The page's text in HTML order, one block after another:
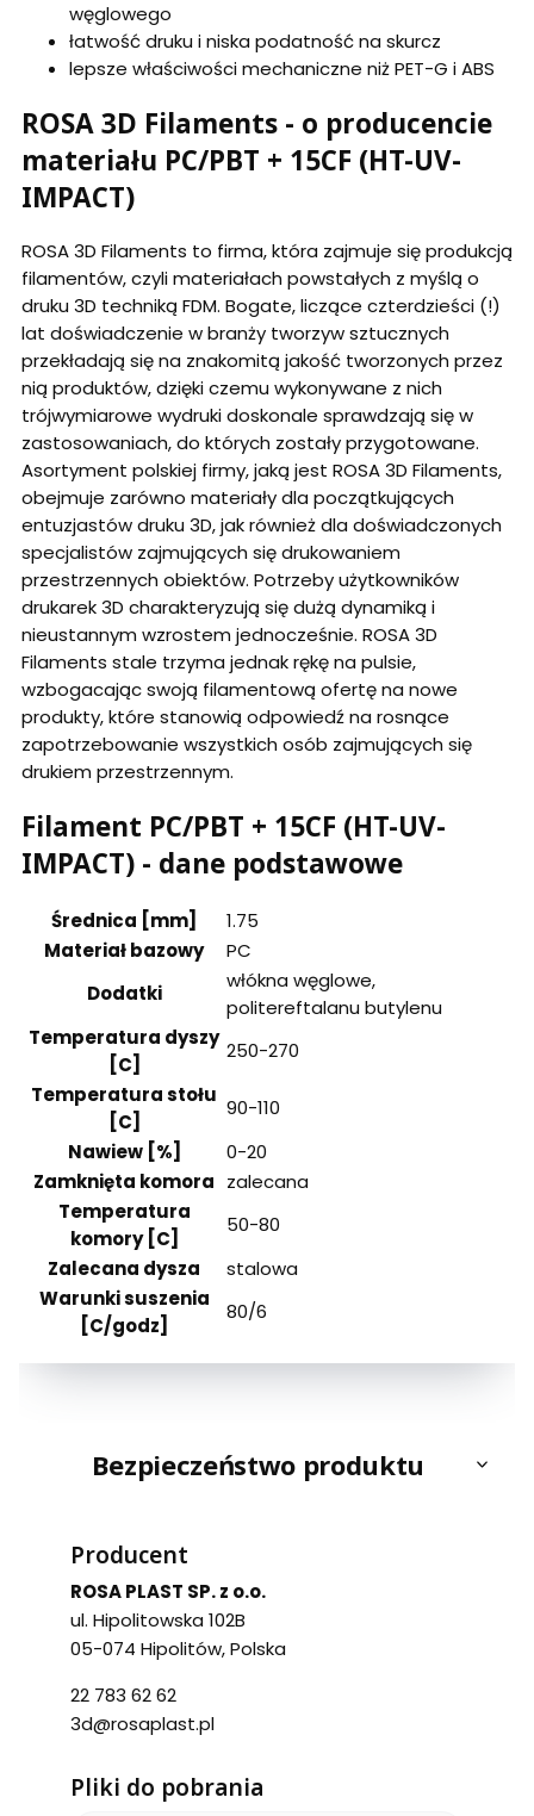
węglowego
łatwość druku i niska podatność na skurcz
lepsze właściwości mechaniczne niż PET-G i ABS
ROSA 3D Filaments - o producencie
materiału PC/PBT + 15CF (HT-UV-
IMPACT)
ROSA 3D Filaments to firma, która zajmuje się produkcją
filamentów, czyli materiałach powstałych z myślą o
druku 3D techniką FDM. Bogate, liczące czterdzieści (!)
lat doświadczenie w branży tworzyw sztucznych
przekładają się na znakomitą jakość tworzonych przez
nią produktów, dzięki czemu wykonywane z nich
trójwymiarowe wydruki doskonale sprawdzają się w
zastosowaniach, do których zostały przygotowane.
Asortyment polskiej firmy, jaką jest ROSA 3D Filaments,
obejmuje zarówno materiały dla początkujących
entuzjastów druku 3D, jak również dla doświadczonych
specjalistów zajmujących się drukowaniem
przestrzennych obiektów. Potrzeby użytkowników
drukarek 3D charakteryzują się dużą dynamiką i
nieustannym wzrostem jednocześnie. ROSA 3D
Filaments stale trzyma jednak rękę na pulsie,
wzbogacając swoją filamentową ofertę na nowe
produkty, które stanowią odpowiedź na rosnące
zapotrzebowanie wszystkich osób zajmujących się
drukiem przestrzennym.
Filament PC/PBT + 15CF (HT-UV-
IMPACT) - dane podstawowe
Średnica [mm]
1.75
Materiał bazowy
PC
Dodatki
włókna węglowe,
politereftalanu butylenu
Temperatura dyszy
[C]
250-270
Temperatura stołu
[C]
90-110
Nawiew [%]
0-20
Zamknięta komora zalecana
Temperatura
komory [C]
50-80
Zalecana dysza
stalowa
Warunki suszenia
[C/godz]
80/6
Bezpieczeństwo produktu
Producent
ROSA PLAST SP. z o.o.
ul. Hipolitowska 102B
05-074 Hipolitów, Polska
22 783 62 62
3d@rosaplast.pl
Pliki do pobrania